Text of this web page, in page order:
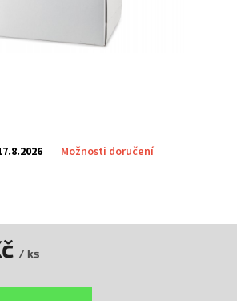
Možnosti doručení
/ ks